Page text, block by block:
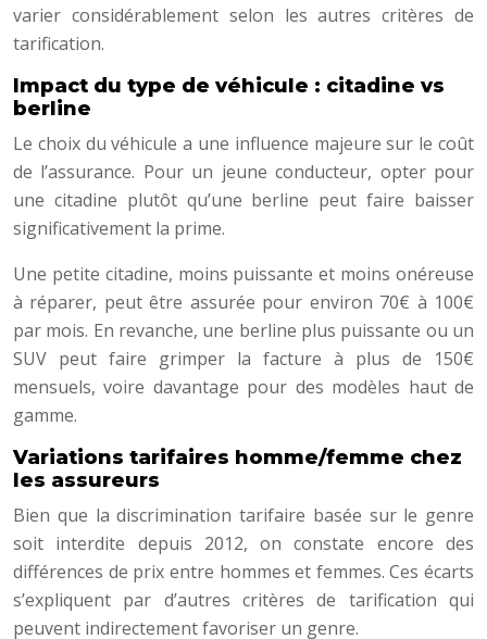
varier considérablement selon les autres critères de
tarification.
Impact du type de véhicule : citadine vs
berline
Le choix du véhicule a une influence majeure sur le coût
de l’assurance. Pour un jeune conducteur, opter pour
une citadine plutôt qu’une berline peut faire baisser
significativement la prime.
Une petite citadine, moins puissante et moins onéreuse
à réparer, peut être assurée pour environ 70€ à 100€
par mois. En revanche, une berline plus puissante ou un
SUV peut faire grimper la facture à plus de 150€
mensuels, voire davantage pour des modèles haut de
gamme.
Variations tarifaires homme/femme chez
les assureurs
Bien que la discrimination tarifaire basée sur le genre
soit interdite depuis 2012, on constate encore des
différences de prix entre hommes et femmes. Ces écarts
s’expliquent par d’autres critères de tarification qui
peuvent indirectement favoriser un genre.